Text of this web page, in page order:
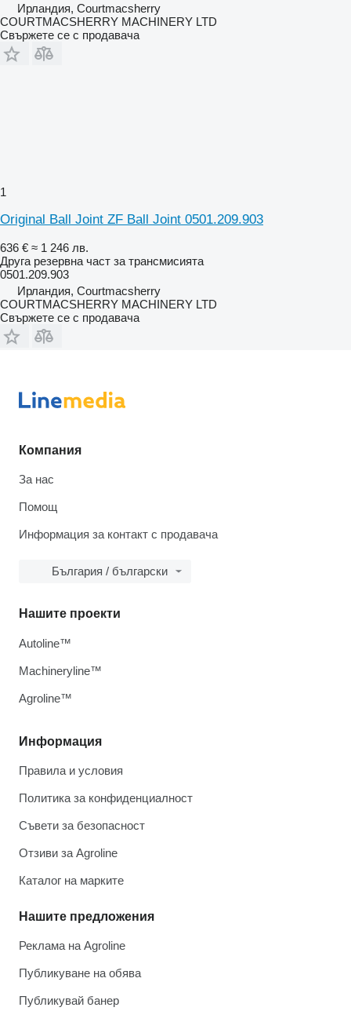
Ирландия, Courtmacsherry
COURTMACSHERRY MACHINERY LTD
Свържете се с продавача
1
Original Ball Joint ZF Ball Joint 0501.209.903
636 € ≈ 1 246 лв.
Друга резервна част за трансмисията
0501.209.903
Ирландия, Courtmacsherry
COURTMACSHERRY MACHINERY LTD
Свържете се с продавача
Компания
За нас
Помощ
Информация за контакт с продавача
България / български
Информация
Правила и условия
Политика за конфиденциалност
Съвети за безопасност
Отзиви за Agroline
Каталог на марките
Нашите предложения
Реклама на Agroline
Публикуване на обява
Публикувай банер
Нашите проекти
Autoline™
Machineryline™
Agroline™